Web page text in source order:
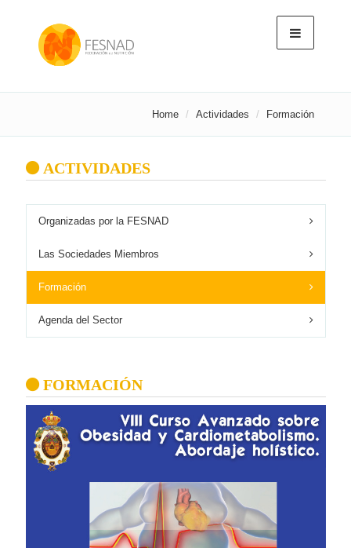
Home Actividades Formación
ACTIVIDADES
Organizadas por la FESNAD
Las Sociedades Miembros
Formación
Agenda del Sector
FORMACIÓN